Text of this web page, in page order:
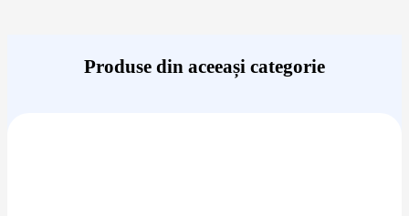
Produse din aceeași categorie